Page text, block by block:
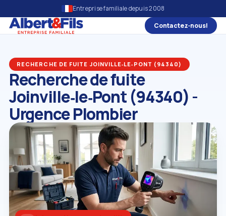
Entreprise familiale depuis 2008
Contactez‑nous!
RECHERCHE DE FUITE JOINVILLE‑LE‑PONT (94340)
Recherche de fuite
Joinville‑le‑Pont (94340) -
Urgence Plombier